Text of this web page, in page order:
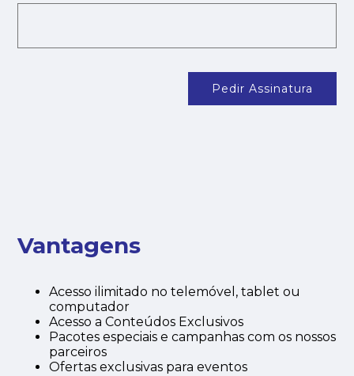
Pedir Assinatura
Vantagens
Acesso ilimitado no telemóvel, tablet ou
computador
Acesso a Conteúdos Exclusivos
Pacotes especiais e campanhas com os nossos
parceiros
Ofertas exclusivas para eventos